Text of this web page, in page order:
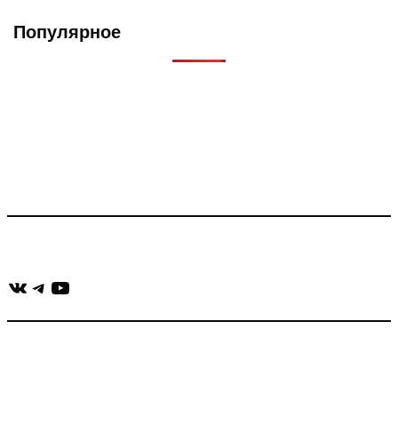
Популярное
ВКонтакте
Telegram
YouTube